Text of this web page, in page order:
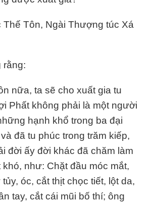
Tôn, Ngài Thượng túc Xá
rằng:
nữa, ta sẽ cho xuất gia tu
Phất không phải là một người
hạnh khổ trong ba đại
đã tu phúc trong trăm kiếp,
đời ấy đời khác đã chăm làm
như: Chặt đầu móc mắt,
óc, cắt thịt chọc tiết, lột da,
tay, cắt cái mũi bố thí; ông